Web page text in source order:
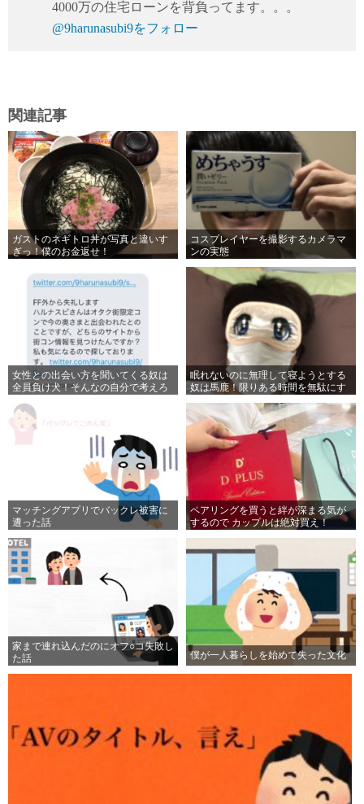
4000万の住宅ローンを背負ってます。。。
@9harunasubi9をフォロー
関連記事
ガストのネギトロ丼が写真と違いす
ぎっ！僕のお金返せ！
コスプレイヤーを撮影するカメラマ
ンの実態
女性との出会い方を聞いてくる奴は
全員負け犬！そんなの自分で考えろ
眠れないのに無理して寝ようとする
奴は馬鹿！限りある時間を無駄にす
マッチングアプリでバックレ被害に
遭った話
ペアリングを買うと絆が深まる気が
するので カップルは絶対買え！
家まで連れ込んだのにオフ○コ失敗し
た話
僕が一人暮らしを始めて失った文化